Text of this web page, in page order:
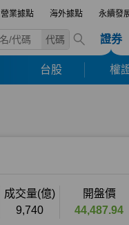
營業據點 海外據點 永續發
代碼 證券
台股 權